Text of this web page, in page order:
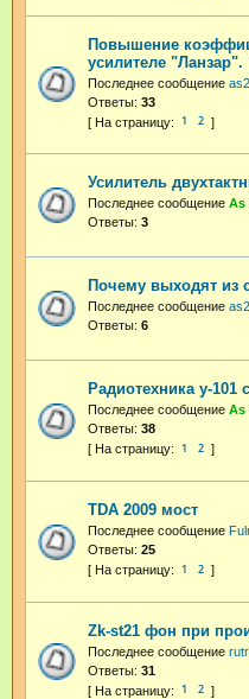
Повышение
усилителе "Ланзар".
Последнее сообщение
Ответы: 33
1 2
Усилитель
Последнее сообщение As
Ответы: 3
Почему выходят из
Последнее сообщение
Ответы: 6
Радиотехника у-101
Последнее сообщение As
Ответы: 38
1 2
TDA 2009 мост
Последнее сообщение
Ответы: 25
1 2
Zk-st21 фон при
Последнее сообщение
Ответы: 31
1 2